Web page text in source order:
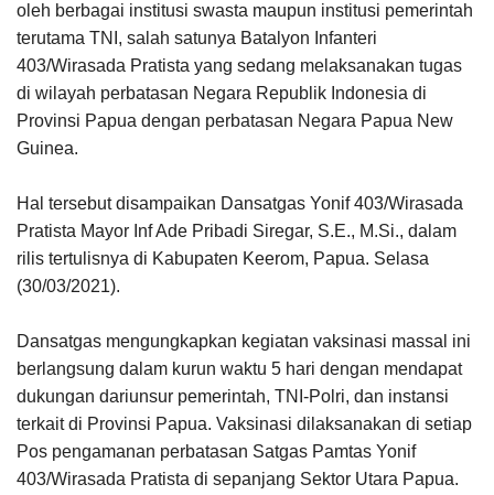
oleh berbagai institusi swasta maupun institusi pemerintah
terutama TNI, salah satunya Batalyon Infanteri
403/Wirasada Pratista yang sedang melaksanakan tugas
di wilayah perbatasan Negara Republik Indonesia di
Provinsi Papua dengan perbatasan Negara Papua New
Guinea.
Hal tersebut disampaikan Dansatgas Yonif 403/Wirasada
Pratista Mayor Inf Ade Pribadi Siregar, S.E., M.Si., dalam
rilis tertulisnya di Kabupaten Keerom, Papua. Selasa
(30/03/2021).
Dansatgas mengungkapkan kegiatan vaksinasi massal ini
berlangsung dalam kurun waktu 5 hari dengan mendapat
dukungan dariunsur pemerintah, TNI-Polri, dan instansi
terkait di Provinsi Papua. Vaksinasi dilaksanakan di setiap
Pos pengamanan perbatasan Satgas Pamtas Yonif
403/Wirasada Pratista di sepanjang Sektor Utara Papua.